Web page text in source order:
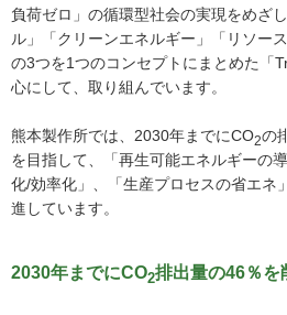
負荷ゼロ」の循環型社会の実現をめざ
ル」「クリーンエネルギー」「リソー
の3つを1つのコンセプトにまとめた「
心にして、取り組んでいます。
熊本製作所では、2030年までにCO2の
を目指して、「再生可能エネルギーの
化/効率化」、「生産プロセスの省エネ
進しています。
2030年までにCO2排出量の46％を